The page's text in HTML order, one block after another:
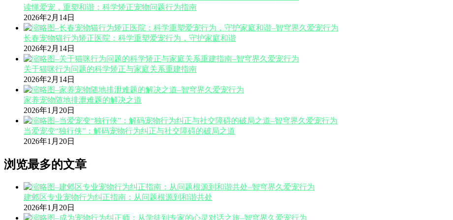
读懂爱宠，重塑和谐：科学矫正宠物问题行为指南
2026年2月14日
长春宠物猫行为矫正医院：科学重塑爱宠行为，守护家庭和谐
2026年2月14日
关于猫咪行为问题的科学矫正与家庭关系重建指南
2026年2月14日
家养宠物随地排泄难题的解决之道
2026年1月20日
当爱宠变“独行侠”：解码宠物行为纠正与社交障碍的破局之道
2026年1月20日
浏览最多的文章
建邺区专业宠物行为纠正指南：从问题根源到和谐共处
2026年1月20日